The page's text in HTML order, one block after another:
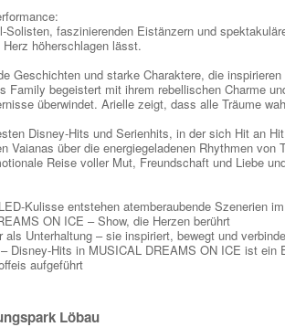
Solisten, faszinierenden Eistänzern und
höherschlagen lässt.
Geschichten und starke Charaktere, die inspirieren
Family begeistert mit ihrem rebellischen Charme
überwindet. Arielle zeigt, dass alle Träume
Disney-Hits und Serienhits, in der sich Hit an
Vaianas über die energiegeladenen Rhythmen
Reise voller Mut, Freundschaft und Liebe
Kulisse entstehen atemberaubende Szenerien
ON ICE – Show, die Herzen berührt
Unterhaltung – sie inspiriert, bewegt und
Disney-Hits in MUSICAL DREAMS ON ICE ist ein
aufgeführt
Löbau